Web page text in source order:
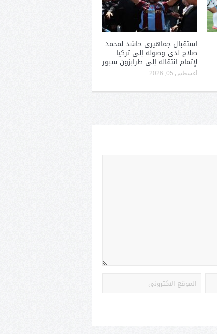
استقبال جماهيرى حاشد لمحمد
صلاح لدى وصوله إلى تركيا
لإتمام انتقاله إلى طرابزون سبور
أغسطس 05, 2026